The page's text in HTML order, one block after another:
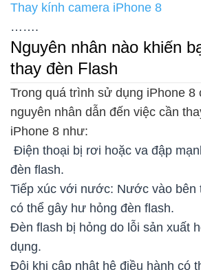
Thay kính camera iPhone 8
…….
Nguyên nhân nào khiến
thay đèn Flash
Trong quá trình sử dụng iPhone 8
nguyên nhân dẫn đến việc cần
iPhone 8 như:
Điện thoại bị rơi hoặc va đập
đèn flash.
Tiếp xúc với nước: Nước vào bên
có thể gây hư hỏng đèn flash.
Đèn flash bị hỏng do lỗi sản xuất
dụng.
Đôi khi cập nhật hệ điều hành có